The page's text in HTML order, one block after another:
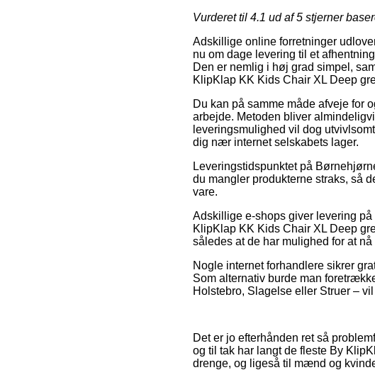
Vurderet til 4.1 ud af 5 stjerner
Adskillige online forretninger
nu om dage levering til et
Den er nemlig i høj grad simpel,
KlipKlap KK Kids Chair XL Deep
Du kan på samme måde afveje for
arbejde. Metoden bliver
leveringsmulighed vil dog
dig nær internet selskabets lager.
Leveringstidspunktet på
du mangler produkterne straks, så
vare.
Adskillige e-shops giver levering
KlipKlap KK Kids Chair XL Deep
således at de har mulighed for at
Nogle internet forhandlere sikrer
Som alternativ burde man
Holstebro, Slagelse eller Struer –
Det er jo efterhånden ret så
og til tak har langt de fleste By
drenge, og ligeså til mænd og